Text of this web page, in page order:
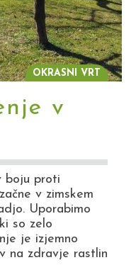
OKRASNI VRT
v
boju proti
v zimskem
Uporabimo
so zelo
je izjemno
na zdravje rastlin